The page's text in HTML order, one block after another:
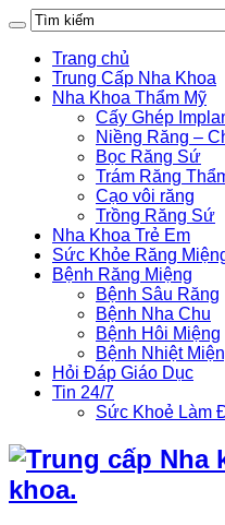
Trang chủ
Trung Cấp Nha Khoa
Nha Khoa Thẩm Mỹ
Cấy Ghép
Niềng Răng –
Bọc Răng Sứ
Trám Răng
Cạo vôi răng
Trồng Răng Sứ
Nha Khoa Trẻ Em
Sức Khỏe Răng
Bệnh Răng Miệng
Bệnh Sâu Răng
Bệnh Nha Chu
Bệnh Hôi Miệng
Bệnh Nhiệt
Hỏi Đáp Giáo Dục
Tin 24/7
Sức Khoẻ Làm
khoa.